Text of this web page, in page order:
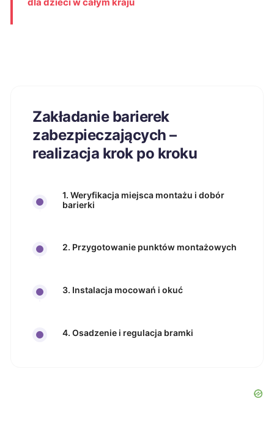
Zakładanie barierek
zabezpieczających –
realizacja krok po kroku
1. Weryfikacja miejsca montażu i dobór
barierki
2. Przygotowanie punktów montażowych
3. Instalacja mocowań i okuć
4. Osadzenie i regulacja bramki